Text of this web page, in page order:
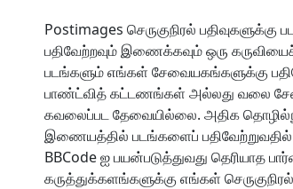
Postimages செருகுநிரல்
பதிவேற்றவும் இணைக்கவும் ஒரு
படங்களும் எங்கள் சேவையகங்களுக்கு
பாண்ட்வித் கட்டணங்கள் அல்லது வலை
கவலைப்பட தேவையில்லை. அதிக
இணையத்தில் படங்களைப் பதிவேற்றுவதில்
BBCode ஐ பயன்படுத்துவது தெரியாத
கருத்துக்களங்களுக்கு எங்கள்